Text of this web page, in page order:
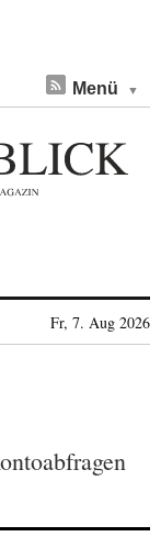
Menü
Fr, 7. Aug 2026